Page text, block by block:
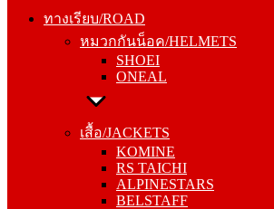
ทางเรียบ/ROAD
หมวกกันน็อค/HELMETS
SHOEI
ONEAL
เสื้อ/JACKETS
KOMINE
RS TAICHI
ALPINESTARS
BELSTAFF
หมวกกันน็อค/HELMETS
SHOEI
ONEAL
เสื้อ/JACKETS
RS TAICHI
ALPINESTARS
BELSTAFF